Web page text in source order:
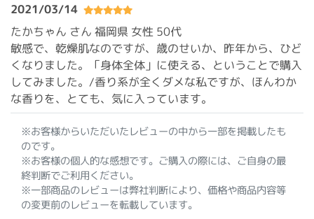
2021/03/14
たかちゃん さん 福岡県 女性 50代
敏感で、乾燥肌なのですが、歳のせいか、昨年から、ひど
くなりました。「身体全体」に使える、ということで購入
してみました。/香り系が全くダメな私ですが、ほんわか
な香りを、とても、気に入っています。
※お客様からいただいたレビューの中から一部を掲載したも
のです。
※お客様の個人的な感想です。ご購入の際には、ご自身の最
終判断でご利用ください。
※一部商品のレビューは弊社判断により、価格や商品内容等
の変更前のレビューを転載しています。